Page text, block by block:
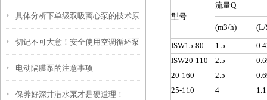
具体分析下单级双吸离心泵的技术原
理
切记不可大意！安全使用空调循环泵
电动隔膜泵的注意事项
保养好深井潜水泵才是硬道理！
型号
流量Q
(m3/h) (L/
ISW15-80 1.5
ISW20-110
2.5
20-160
2.5
25-110
4